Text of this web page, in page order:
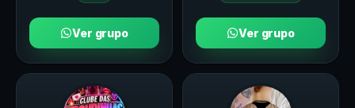
Ver grupo Ver grupo